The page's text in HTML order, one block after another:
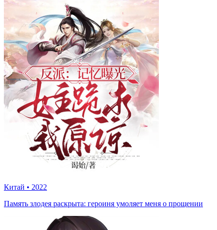
Китай • 2022
Память злодея раскрыта: героиня умоляет меня о прощении